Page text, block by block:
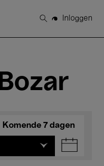
Zoeken
Inloggen
Komende 7 dagen